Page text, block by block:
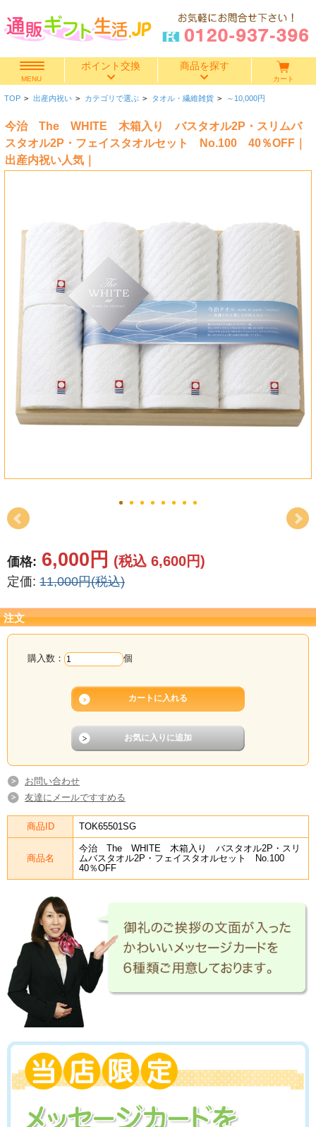
MENU
ポイント交換 商品を探す
香典返し
結婚引き出物
出産祝い
結婚祝い
新築祝い
初盆・新盆
お中元
各種記念品
カタログ
カート
TOP > 出産内祝い > カテゴリで選ぶ > タオル・繊維雑貨 > ～10,000円
今治 The WHITE 木箱入り バスタオル2P・スリムバ
スタオル2P・フェイスタオルセット No.100 40％OFF｜
出産内祝い人気｜
価格: 6,000円 (税込 6,600円)
定価: 11,000円(税込)
注文
購入数： 個
お問い合わせ
友達にメールですすめる
商品ID TOK65501SG
商品名
今治 The WHITE 木箱入り バスタオル2P・スリ
ムバスタオル2P・フェイスタオルセット No.100
40％OFF